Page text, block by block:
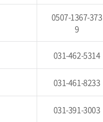
0507-1367-373
9
031-462-5314
031-461-8233
031-391-3003